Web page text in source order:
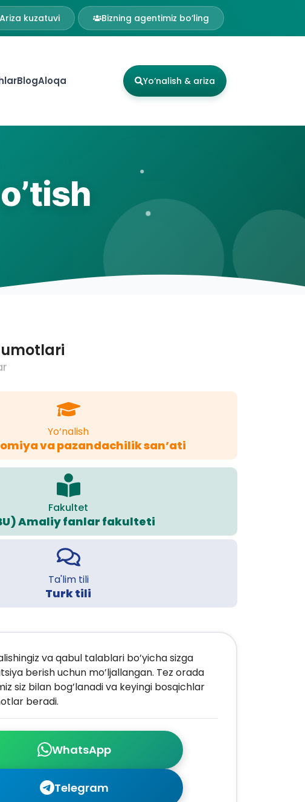
kuzatuvi Bizning agentimiz bo‘ling
BlogAloqa Yo‘nalish & ariza
Yo‘nalish
va pazandachilik san’ati
Fakultet
Amaliy fanlar fakulteti
Ta'lim tili
Turk tili
WhatsApp
Telegram
va qabul talablari bo’yicha sizga
berish uchun mo’ljallangan. Tez orada
siz bilan bog’lanadi va keyingi bosqichlar
beradi.